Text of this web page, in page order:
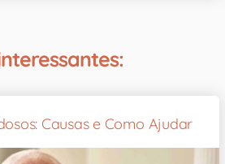
Causas e Como Ajudar